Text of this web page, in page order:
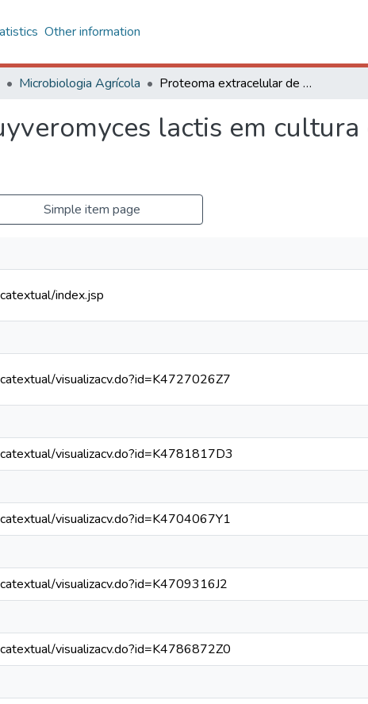
Other information
Microbiologia Agrícola Proteoma extracelular de Kluyveromyces lactis em cultura contínua sob limitação de nitrogênio
lactis em cultura
Simple item page
index.jsp
visualizacv.do?id=K4727026Z7
visualizacv.do?id=K4781817D3
visualizacv.do?id=K4704067Y1
visualizacv.do?id=K4709316J2
visualizacv.do?id=K4786872Z0